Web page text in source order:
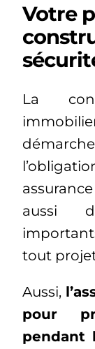
Votre
La
aussi
tout
Aussi,
pour
pendant